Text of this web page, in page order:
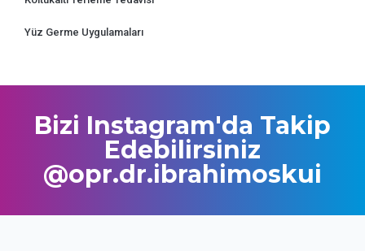
Yüz Germe Uygulamaları
Bizi Instagram'da Takip
Edebilirsiniz
@opr.dr.ibrahimoskui